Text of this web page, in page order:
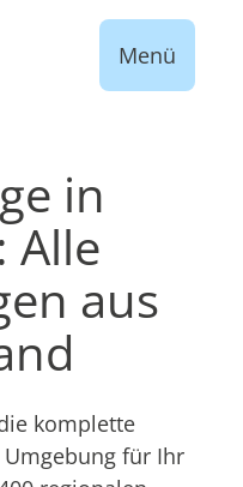
Menü
in
Alle
aus
komplette
für Ihr